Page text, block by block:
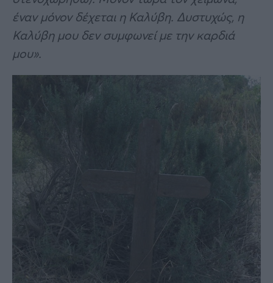
έναν μόνον δέχεται η Καλύβη. Δυστυχώς, η
Καλύβη μου δεν συμφωνεί με την καρδιά
μου».